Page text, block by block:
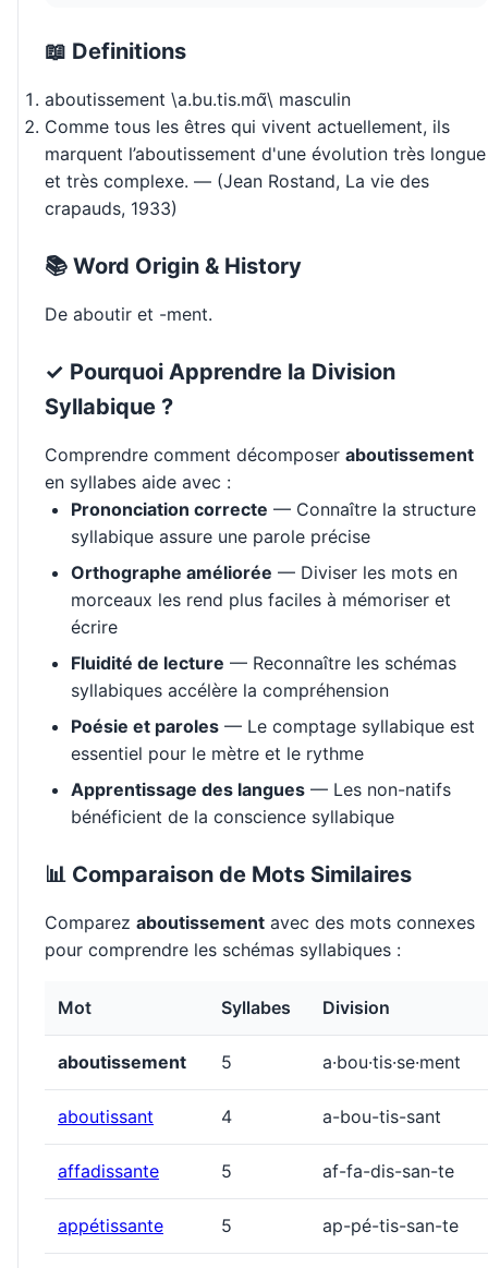
📖 Definitions
aboutissement \a.bu.tis.mɑ̃\ masculin
Comme tous les êtres qui vivent actuellement, ils
marquent l’aboutissement d'une évolution très longue
et très complexe. — (Jean Rostand, La vie des
crapauds, 1933)
📚 Word Origin & History
De aboutir et -ment.
✓ Pourquoi Apprendre la Division
Syllabique ?
Comprendre comment décomposer aboutissement
en syllabes aide avec :
Prononciation correcte — Connaître la structure
syllabique assure une parole précise
Orthographe améliorée — Diviser les mots en
morceaux les rend plus faciles à mémoriser et
écrire
Fluidité de lecture — Reconnaître les schémas
syllabiques accélère la compréhension
Poésie et paroles — Le comptage syllabique est
essentiel pour le mètre et le rythme
Apprentissage des langues — Les non-natifs
bénéficient de la conscience syllabique
📊 Comparaison de Mots Similaires
Comparez aboutissement avec des mots connexes
pour comprendre les schémas syllabiques :
Mot Syllabes Division
aboutissement 5 a·bou·tis·se·ment
aboutissant 4 a-bou-tis-sant
affadissante 5 af-fa-dis-san-te
appétissante 5 ap-pé-tis-san-te